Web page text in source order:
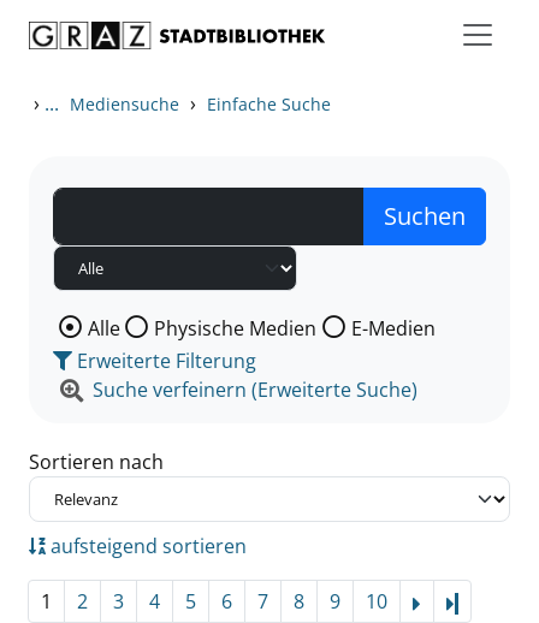
› ... Mediensuche › Einfache Suche
Wählen Sie die Medienart nach der Sie suchen wollen.
Alle Physische Medien
E-Medien
Erweiterte Filterung
Suche verfeinern (Erweiterte Suche)
Sortieren nach
aufsteigend sortieren
1 2 3 4 5 6 7 8 9 10